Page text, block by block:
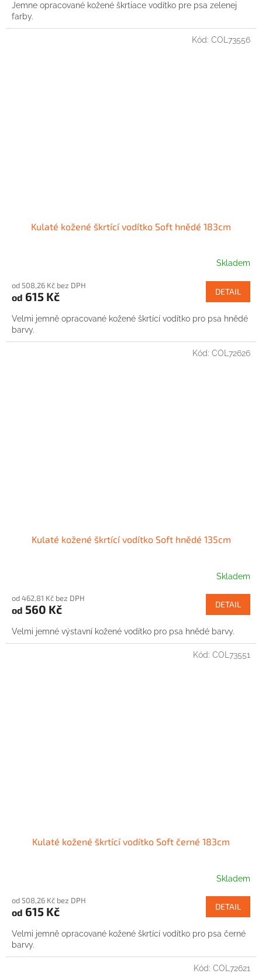
Jemne opracované kožené škrtiace vodítko pre psa zelenej
farby.
Kulaté kožené škrtící vodítko Soft hnědé 183cm
Skladem
od 508,26 Kč bez DPH
od 615 Kč DETAIL
Velmi jemně opracované kožené škrtící vodítko pro psa hnědé
barvy.
Kód: COL73556
Kulaté kožené škrtící vodítko Soft hnědé 135cm
Skladem
od 462,81 Kč bez DPH
od 560 Kč DETAIL
Velmi jemné výstavní kožené vodítko pro psa hnědé barvy.
Kód: COL72626
Kulaté kožené škrtící vodítko Soft černé 183cm
Skladem
od 508,26 Kč bez DPH
od 615 Kč DETAIL
Velmi jemně opracované kožené škrtící vodítko pro psa černé
barvy.
Kód: COL73551
Kód: COL72621